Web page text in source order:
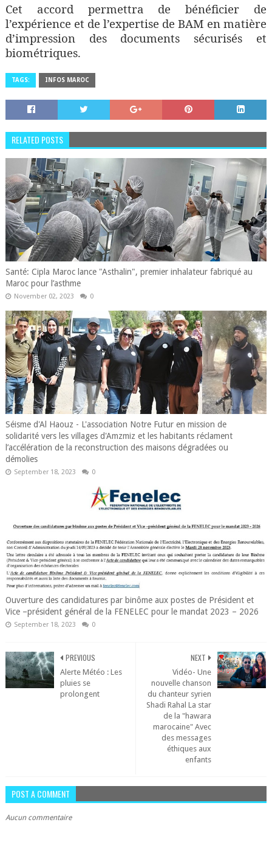
Cet accord permettra de bénéficier de
l’expérience et de l’expertise de BAM en matière
d’impression des documents sécurisés et
biométriques.
TAGS: INFOS MAROC
RELATED POSTS
Santé: Cipla Maroc lance "Asthalin", premier inhalateur fabriqué au
Maroc pour l’asthme
November 02, 2023 0
Séisme d'Al Haouz - L'association Notre Futur en mission de
solidarité vers les villages d'Amzmiz et les habitants réclament
l’accélération de la reconstruction des maisons dégradées ou
démolies
September 18, 2023 0
Ouverture des candidatures par binôme aux postes de Président et
Vice –président général de la FENELEC pour le mandat 2023 – 2026
September 18, 2023 0
NEXT
Vidéo- Une
nouvelle chanson
du chanteur syrien
Shadi Rahal La star
de la "hawara
marocaine" Avec
des messages
éthiques aux
enfants
PREVIOUS
Alerte Météo : Les
pluies se
prolongent
POST A COMMENT
Aucun commentaire